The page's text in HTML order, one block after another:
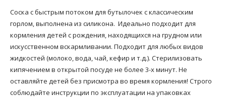
Соска с быстрым потоком для бутылочек с классическим
горлом, выполнена из силикона. Идеально подходит для
кормления детей с рождения, находящихся на грудном или
искусственном вскармливании. Подходит для любых видов
жидкостей (молоко, вода, чай, кефир и т.д.). Стерилизовать
кипячением в открытой посуде не более 3-х минут. Не
оставляйте детей без присмотра во время кормления! Строго
соблюдайте инструкции по эксплуатации на упаковках